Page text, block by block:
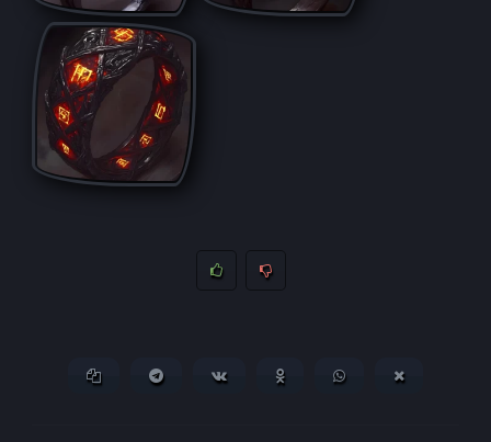
Копировать ссылкуПоделиться в Telegram
Поделиться ВКонтактеПоделиться в
Поделиться в